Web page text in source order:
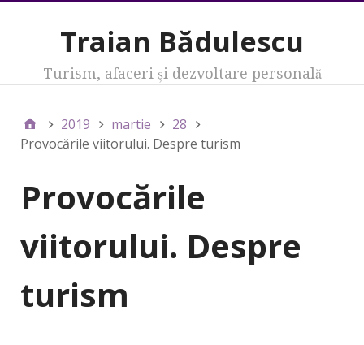
Traian Bădulescu
Turism, afaceri şi dezvoltare personală
2019 martie
28
Provocările viitorului. Despre turism
Provocările
viitorului. Despre
turism